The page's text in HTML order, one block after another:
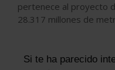
pertenece al proyecto
28.317 millones de
Si te ha parecido